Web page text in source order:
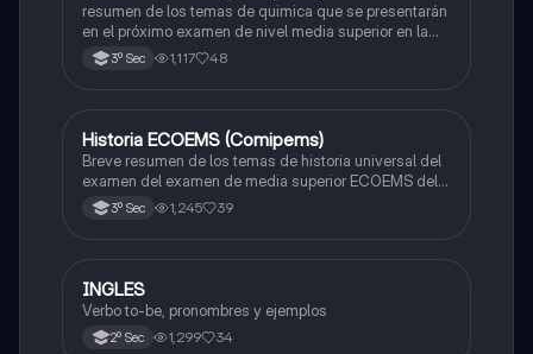
resumen de los temas de quimica que se presentarán
en el próximo examen de nivel media superior en la
zona metropolitana de el valle de México
3º Sec 1,117 48
Historia
Historia ECOEMS (Comipems)
Breve resumen de los temas de historia universal del
examen del examen de media superior ECOEMS del
valle de México
3º Sec 1,245 39
Inglés
INGLES
Verbo to-be, pronombres y ejemplos
2º Sec 1,299 34